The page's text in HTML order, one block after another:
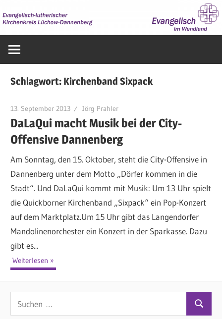
Inhalt
springen
im
Schlagwort: Kirchenband Sixpack
13. September 2013 Jörg Prahler
DaLaQui macht Musik bei der City-
Offensive Dannenberg
Am Sonntag, den 15. Oktober, steht die City-Offensive in
Dannenberg unter dem Motto „Dörfer kommen in die
Stadt“. Und DaLaQui kommt mit Musik: Um 13 Uhr spielt
die Quickborner Kirchenband „Sixpack“ ein Pop-Konzert
auf dem Marktplatz.Um 15 Uhr gibt das Langendorfer
Mandolinenorchester ein Konzert in der Sparkasse. Dazu
gibt es...
Weiterlesen
u